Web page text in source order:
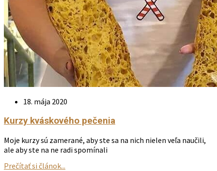
18. mája 2020
Kurzy kváskového pečenia
Moje kurzy sú zamerané, aby ste sa na nich nielen veľa naučili,
ale aby ste na ne radi spomínali
Prečítať si článok...